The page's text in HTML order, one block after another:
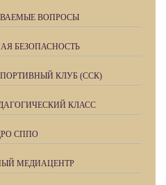
ВОПРОСЫ
БЕЗОПАСНОСТЬ
КЛУБ (ССК)
КЛАСС
СППО
МЕДИАЦЕНТР